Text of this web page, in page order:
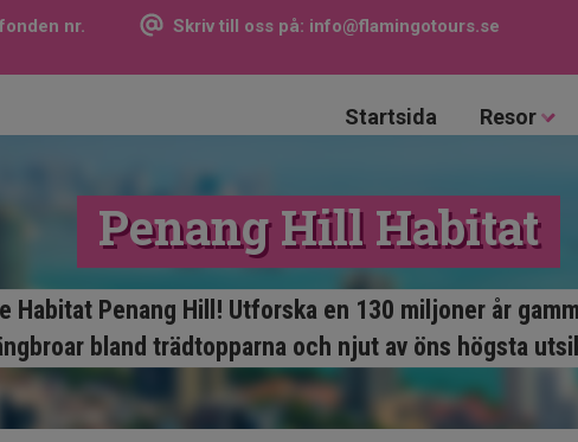
nr.
Skriv till oss på: info@flamingotours.se
Startsida Resor
Penang Hill Habitat
Habitat Penang Hill! Utforska en 130 miljoner år
bland trädtopparna och njut av öns högsta